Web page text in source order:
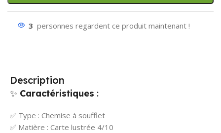
3 personnes regardent ce produit maintenant !
Description
✨ Caractéristiques :
✅ Type : Chemise à soufflet
✅ Matière : Carte lustrée 4/10